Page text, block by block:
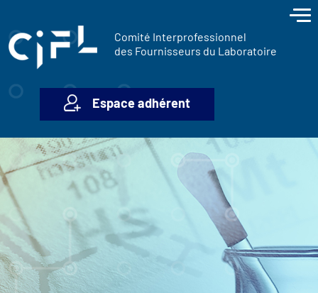
Comité Interprofessionnel
des Fournisseurs du Laboratoire
Espace adhérent